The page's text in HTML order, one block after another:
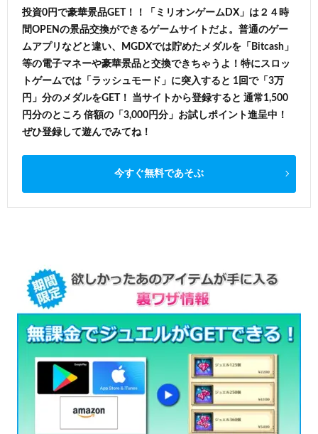
投資0円で豪華景品GET！！「ミリオンゲームDX」は２４時
間OPENの景品交換ができるゲームサイトだよ。普通のゲー
ムアプリなどと違い、MGDXでは貯めたメダルを「Bitcash」
等の電子マネーや豪華景品と交換できちゃうよ！特にスロッ
トゲームでは「ラッシュモード」に突入すると 1回で「3万
円」分のメダルをGET！ 当サイトから登録すると 通常1,500
円分のところ 倍額の「3,000円分」お試しポイント進呈中！
ぜひ登録して遊んでみてね！
今すぐ無料であそぶ